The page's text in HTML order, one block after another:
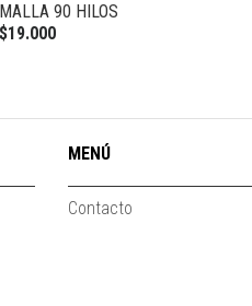
MALLA 90 HILOS
$19.000
MENÚ
Contacto